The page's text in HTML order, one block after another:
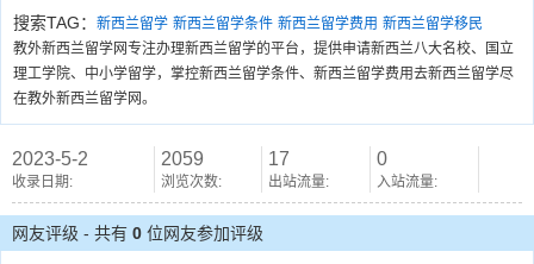
搜索TAG： 新西兰留学 新西兰留学条件 新西兰留学费用 新西兰留学移民
教外新西兰留学网专注办理新西兰留学的平台，提供申请新西兰八大名校、国立
理工学院、中小学留学，掌控新西兰留学条件、新西兰留学费用去新西兰留学尽
在教外新西兰留学网。
2023-5-2
收录日期:
2059
浏览次数:
17
出站流量:
0
入站流量:
网友评级 - 共有 0 位网友参加评级